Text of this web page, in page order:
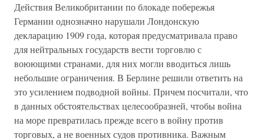
Действия Великобритании по блокаде побережья
Германии однозначно нарушали Лондонскую
декларацию 1909 года, которая предусматривала право
для нейтральных государств вести торговлю с
воюющими странами, для них могли вводиться лишь
небольшие ограничения. В Берлине решили ответить на
это усилением подводной войны. Причем посчитали, что
в данных обстоятельствах целесообразней, чтобы война
на море превратилась прежде всего в войну против
торговых, а не военных судов противника. Важным